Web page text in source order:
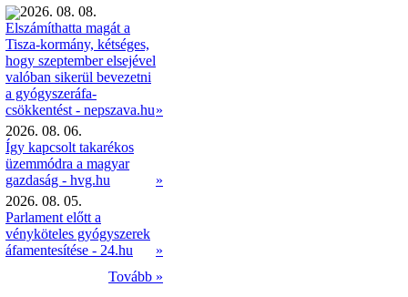
2026. 08. 08.
Elszámíthatta magát a
Tisza-kormány, kétséges,
hogy szeptember elsejével
valóban sikerül bevezetni
a gyógyszeráfa-
csökkentést - nepszava.hu»
2026. 08. 06.
Így kapcsolt takarékos
üzemmódra a magyar
gazdaság - hvg.hu
»
2026. 08. 05.
Parlament előtt a
vényköteles gyógyszerek
áfamentesítése - 24.hu
»
Tovább »